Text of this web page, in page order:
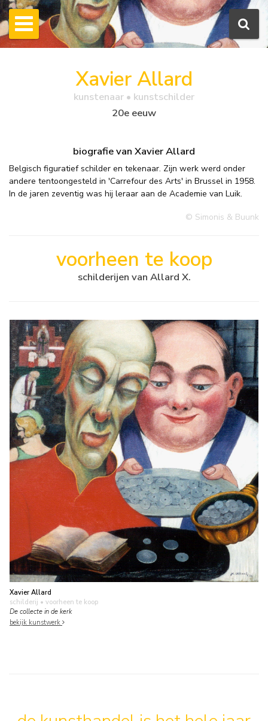
Xavier Allard
kunstenaar • kunstschilder
20e eeuw
biografie van Xavier Allard
Belgisch figuratief schilder en tekenaar. Zijn werk werd onder
andere tentoongesteld in 'Carrefour des Arts' in Brussel in 1958.
In de jaren zeventig was hij leraar aan de Academie van Luik.
© Simonis & Buunk
voorheen te koop
schilderijen van Allard X.
Xavier Allard
schilderij • voorheen te koop
De collecte in de kerk
bekijk kunstwerk